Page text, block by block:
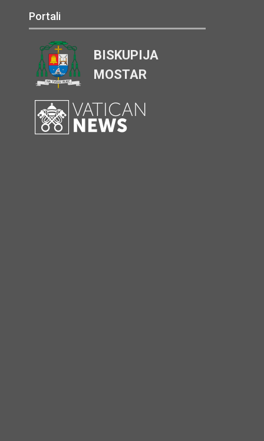
Portali
BISKUPIJA
MOSTAR